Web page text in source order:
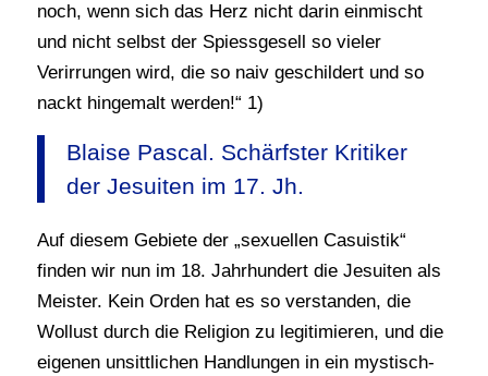
noch, wenn sich das Herz nicht darin einmischt
und nicht selbst der Spiessgesell so vieler
Verirrungen wird, die so naiv geschildert und so
nackt hingemalt werden!“ 1)
Blaise Pascal. Schärfster Kritiker
der Jesuiten im 17. Jh.
Auf diesem Gebiete der „sexuellen Casuistik“
finden wir nun im 18. Jahrhundert die Jesuiten als
Meister. Kein Orden hat es so verstanden, die
Wollust durch die Religion zu legitimieren, und die
eigenen unsittlichen Handlungen in ein mystisch-